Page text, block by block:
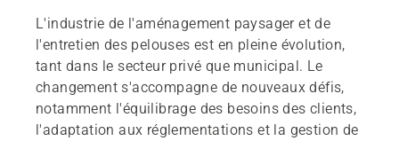
L'industrie de l'aménagement paysager et de
l'entretien des pelouses est en pleine évolution,
tant dans le secteur privé que municipal. Le
changement s'accompagne de nouveaux défis,
notamment l'équilibrage des besoins des clients,
l'adaptation aux réglementations et la gestion de